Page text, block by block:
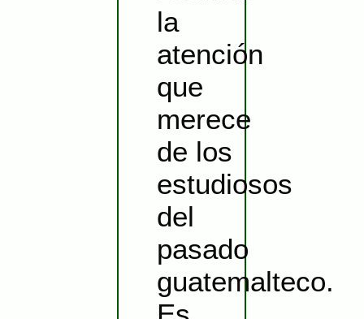
la
atención
que
merece
de los
estudiosos
del
pasado
guatemalteco.